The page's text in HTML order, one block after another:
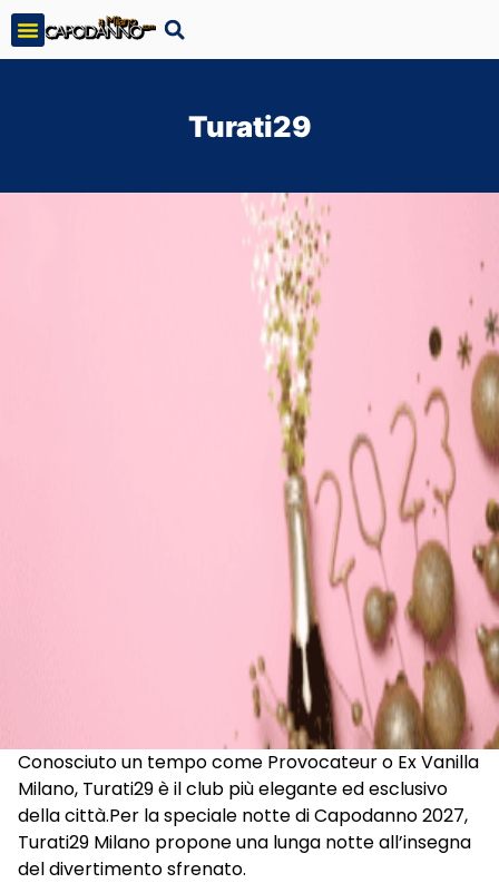
Turati29
Conosciuto un tempo come Provocateur o Ex Vanilla
Milano, Turati29 è il club più elegante ed esclusivo
della città.Per la speciale notte di Capodanno 2027,
Turati29 Milano propone una lunga notte all’insegna
del divertimento sfrenato.